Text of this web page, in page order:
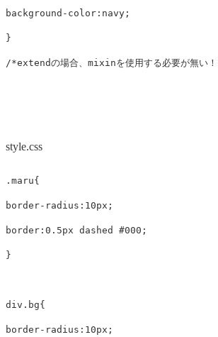
background-color :navy ;
}
/*extendの場合、mixinを使用する必要が無い
style.css
.maru{
border-radius : 10px ;
border : 0.5px dashed #000 ;
}
div .bg{
border-radius : 10px ;